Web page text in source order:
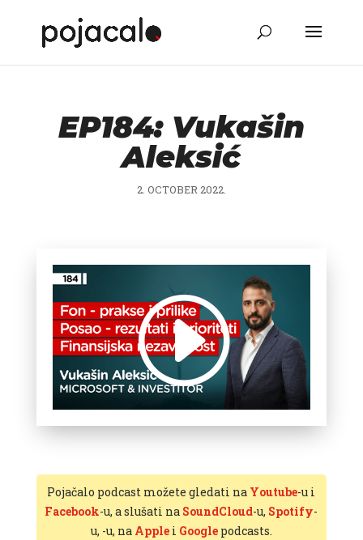
EP184: Vukašin
Aleksić
2. OCTOBER 2022.
Pojačalo podcast možete gledati na Youtube-u i
Facebook-u, a slušati na SoundCloud-u, Spotify-
u, -u, na Applei Googlepodcasts.